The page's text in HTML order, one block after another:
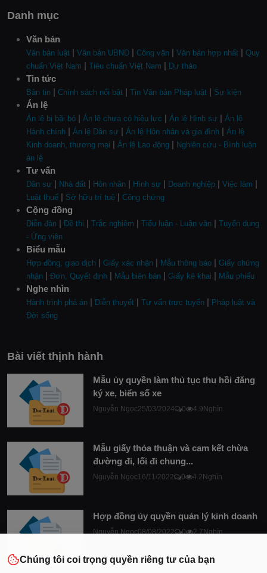
Danh mục
Văn bản
Văn bản luật | Văn bản UBND | Công văn | Văn bản hợp nhất | Quy
chuẩn Việt Nam | Tiêu chuẩn Việt Nam | Dự thảo
Tin tức
Bản tin | Chính sách nổi bật | Tin Văn bản Pháp luật | Sự kiện
Án lệ
Án lệ bị bãi bỏ | Án lệ chưa có hiệu lực | Án lệ Hình sự | Án lệ
Hành chính | Án lệ Dân sự | Án lệ Hôn nhân và gia đình | Án lệ
Kinh doanh, thương mại | Án lệ Lao động | Nghiên cứu - Bình luận
án lệ
Tư vấn
Dân sự | Nhà đất | Hôn nhân | Hình sự | Doanh nghiệp | Việc làm |
Luật thuế | Sở hữu trí tuệ | Công chứng
Cộng đồng
Diễn đàn | Đề thi | Trắc nghiệm | Tiểu luận - Luận văn | Tuyển dụng
- Ứng viên
Biểu mẫu
Hợp đồng, giao dịch | Giấy xác nhận | Mẫu thông báo | Giấy chứng
nhận | Đơn, Quyết định | Mẫu biên bản | Giấy kê khai | Mẫu phiếu
Nghe nhìn
Hành trình phá án | Diễn thuyết | Tư vấn trực tuyến | Pháp luật và
Đời sống
Bài viết thịnh hành
Mẫu ủy quyền làm thủ tục thu hồi đăng
ký xe, biển số xe
Nguyễn Ngọc25/03/2024 0 4.9Nghìn
Mẫu giấy thỏa thuận và cam kết chừa
đường đi, lối đi chung...
Nguyễn Ngọc16/11/2022 0 4.2Nghìn
Hợp đồng ủy quyền quản lý kinh doanh
Nguyễn Ngọc08/08/2022 0 2.7Nghìn
Chúng tôi coi trọng quyền riêng tư của bạn